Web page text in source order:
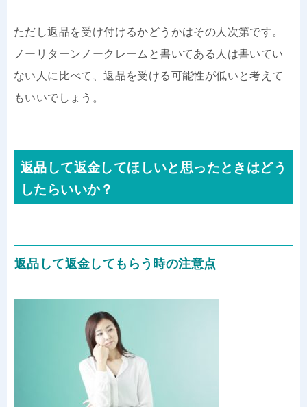
ただし返品を受け付けるかどうかはその人次第です。
ノーリターンノークレームと書いてある人は書いてい
ない人に比べて、返品を受ける可能性が低いと考えて
もいいでしょう。
返品して返金してほしいと思ったときはどう
したらいいか？
返品して返金してもらう時の注意点